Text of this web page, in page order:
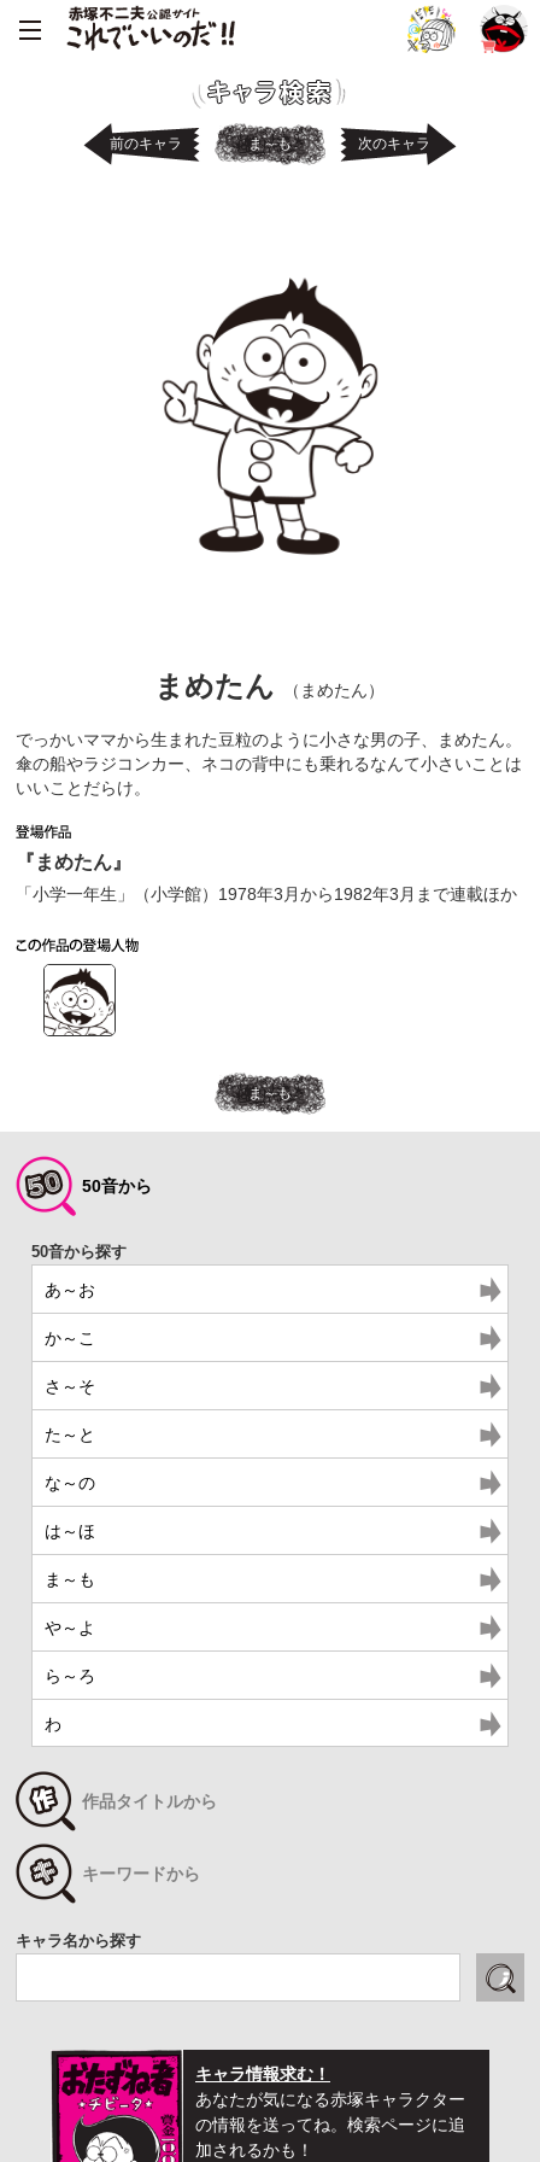
前のキャラ ま～も 次のキャラ
まめたん （まめたん）
でっかいママから生まれた豆粒のように小さな男の子、まめたん。
傘の船やラジコンカー、ネコの背中にも乗れるなんて小さいことは
いいことだらけ。
『まめたん』
「小学一年生」（小学館）1978年3月から1982年3月まで連載ほか
ま～も
50音から
あ～お
か～こ
さ～そ
た～と
な～の
は～ほ
ま～も
や～よ
ら～ろ
わ
作品タイトルから
キーワードから
キャラ名から探す
キャラ情報求む！
あなたが気になる赤塚キャラクター
の情報を送ってね。検索ページに追
加されるかも！